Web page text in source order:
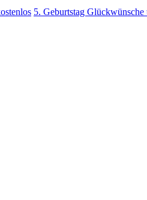
5. Geburtstag